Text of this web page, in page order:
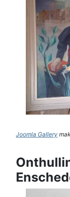
Joomla Gallery